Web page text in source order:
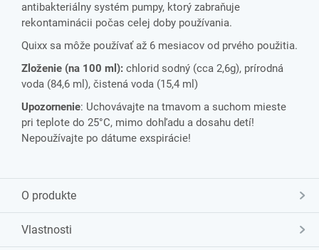
antibakteriálny systém pumpy, ktorý zabraňuje
rekontaminácii počas celej doby používania.
Quixx sa môže používať až 6 mesiacov od prvého použitia.
Zloženie (na 100 ml): chlorid sodný (cca 2,6g), prírodná
voda (84,6 ml), čistená voda (15,4 ml)
Upozornenie: Uchovávajte na tmavom a suchom mieste
pri teplote do 25°C, mimo dohľadu a dosahu detí!
Nepoužívajte po dátume exspirácie!
O produkte
Vlastnosti